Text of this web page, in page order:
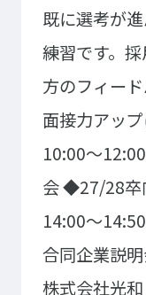
キャンパスマップ
入学のご案
5つの入学方法
募集要項
学費・教材費
奨学金・奨励金
外国人留学生入
既に選考が
練習です。
方のフィー
面接力アップ
10:00～
会◆27/28卒
14:00～
合同企業説
株式会社光